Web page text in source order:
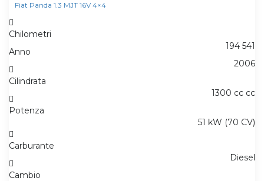
Fiat Panda 1.3 MJT 16V 4×4
Chilometri
194 541
Anno
2006
Cilindrata
1300 cc cc
Potenza
51 kW (70 CV)
Carburante
Diesel
Cambio